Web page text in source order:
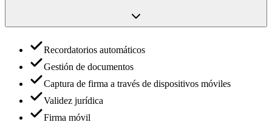
Recordatorios automáticos
Gestión de documentos
Captura de firma a través de dispositivos móviles
Validez jurídica
Firma móvil